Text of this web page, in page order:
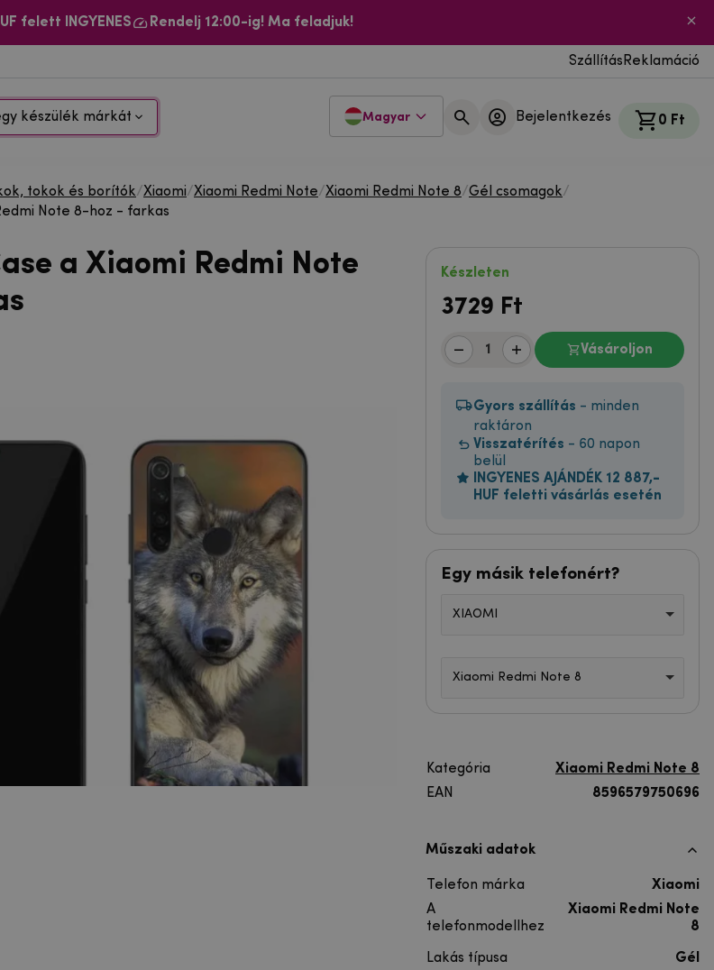
felett INGYENES Rendelj 12:00-ig! Ma feladjuk!
Szállítás Reklamáció
készülék márkát Magyar Bejelentkezés 0 Ft
tokok és borítók/Xiaomi/Xiaomi Redmi Note/Xiaomi Redmi Note 8/Gél csomagok/
Note 8-hoz - farkas
a Xiaomi Redmi Note
Készleten
3729 Ft
Vásároljon
Gyors szállítás - minden
raktáron
Visszatérítés - 60 napon
belül
INGYENES AJÁNDÉK 12 887,-
HUF feletti vásárlás esetén
Egy másik telefonért?
XIAOMI
Xiaomi Redmi Note 8
Kategória
Xiaomi Redmi Note 8
EAN
8596579750696
Műszaki adatok
Telefon márka
Xiaomi
A
telefonmodellhez
Xiaomi Redmi Note
8
Lakás típusa
Gél